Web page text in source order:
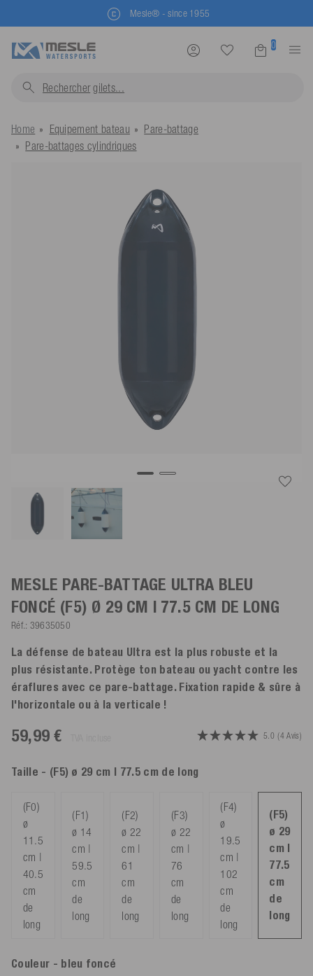
Livraison rapide en 2-3 jours
0
Rechercher gi
Home Equipement bateau
Pare-battage
Pare-battages cylindriques
MESLE PARE-BATTAGE ULTRA BLEU
FONCÉ (F5) Ø 29 CM | 77.5 CM DE LONG
Réf.: 39635050
La défense de bateau Ultra est la plus robuste et la
plus résistante. Protège ton bateau ou yacht contre les
éraflures avec ce pare-battage. Fixation rapide & sûre à
l'horizontale ou à la verticale !
59,99 € 5.0 (4 Avis)
Taille - (F5) ø 29 cm | 77.5 cm de long
(F0)
ø
11.5
cm |
40.5
cm
de
long
(F1)
ø 14
cm |
59.5
cm
de
long
(F2)
ø 22
cm |
61
cm
de
long
(F3)
ø 22
cm |
76
cm
de
long
(F4)
ø
19.5
cm |
102
cm
de
long
(F5)
ø 29
cm |
77.5
cm
de
long
Couleur - bleu foncé